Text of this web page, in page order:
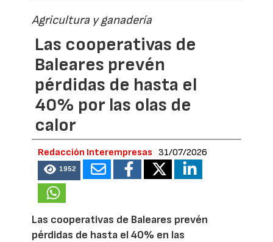
Agricultura y ganadería
Las cooperativas de
Baleares prevén
pérdidas de hasta el
40% por las olas de
calor
Redacción Interempresas 31/07/2026
1952
Las cooperativas de Baleares prevén
pérdidas de hasta el 40% en las